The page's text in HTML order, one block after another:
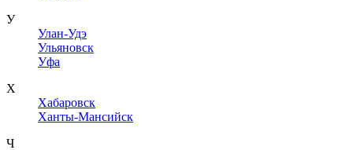
У
Улан-Удэ
Ульяновск
Уфа
Х
Хабаровск
Ханты-Мансийск
Ч